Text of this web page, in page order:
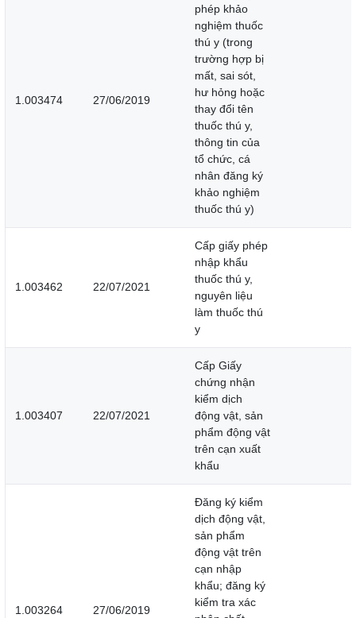
1.003474 27/06/2019
phép khảo
nghiệm thuốc
thú y (trong
trường hợp bị
mất, sai sót,
hư hỏng hoặc
thay đổi tên
thuốc thú y,
thông tin của
tổ chức, cá
nhân đăng ký
khảo nghiệm
thuốc thú y)
1.003462 22/07/2021
Cấp giấy phép
nhập khẩu
thuốc thú y,
nguyên liệu
làm thuốc thú
y
1.003407 22/07/2021
Cấp Giấy
chứng nhận
kiểm dịch
động vật, sản
phẩm động vật
trên cạn xuất
khẩu
1.003264 27/06/2019
Đăng ký kiểm
dịch động vật,
sản phẩm
động vật trên
cạn nhập
khẩu; đăng ký
kiểm tra xác